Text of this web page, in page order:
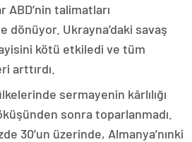
ABD’nin talimatları
Ukrayna’daki savaş
kötü etkiledi ve tüm
arttırdı.
sermayenin kârlılığı
sonra toparlanmadı.
30’un üzerinde, Almanya’nınki